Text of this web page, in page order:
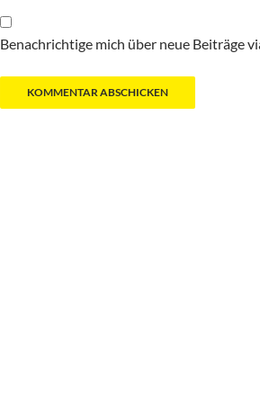
Benachrichtige mich über neue Beiträge